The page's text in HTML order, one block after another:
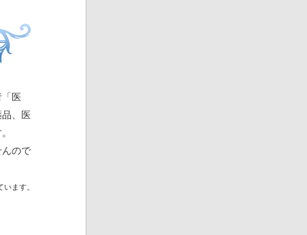
「医
、医
ので
ます。